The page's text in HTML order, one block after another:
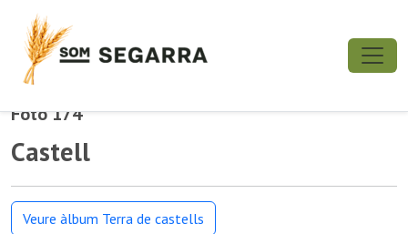
Foto 174
Castell
Veure àlbum Terra de castells